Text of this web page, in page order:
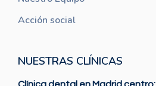
Acción social
NUESTRAS CLÍNICAS